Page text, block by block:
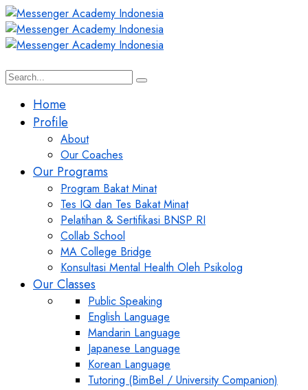
Home
Profile
About
Our Coaches
Our Programs
Program Bakat Minat
Tes IQ dan Tes Bakat Minat
Pelatihan & Sertifikasi BNSP RI
Collab School
MA College Bridge
Konsultasi Mental Health Oleh Psikolog
Our Classes
Public Speaking
English Language
Mandarin Language
Japanese Language
Korean Language
Tutoring (BimBel / University Companion)